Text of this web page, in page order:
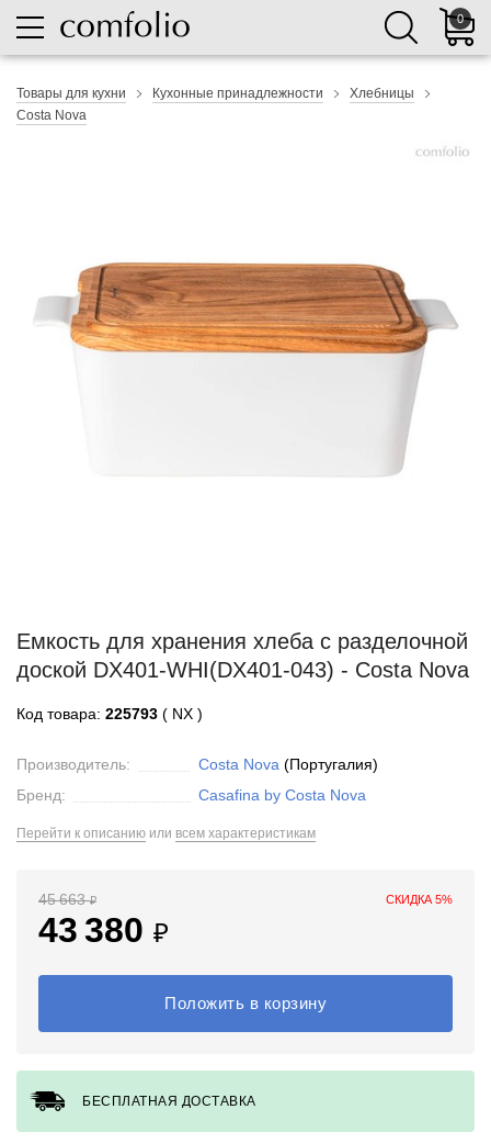
0
Товары для кухни Кухонные принадлежности
Хлебницы
Costa Nova
Емкость для хранения хлеба с разделочной
доской DX401-WHI(DX401-043) - Costa Nova
Код товара: 225793 ( NX )
Производитель: Costa Nova (Португалия)
Бренд:
Casafina by Costa Nova
Перейти к описанию или всем характеристикам
СКИДКА 5%
45 663₽
43 380 ₽
Положить в корзину
БЕСПЛАТНАЯ ДОСТАВКА